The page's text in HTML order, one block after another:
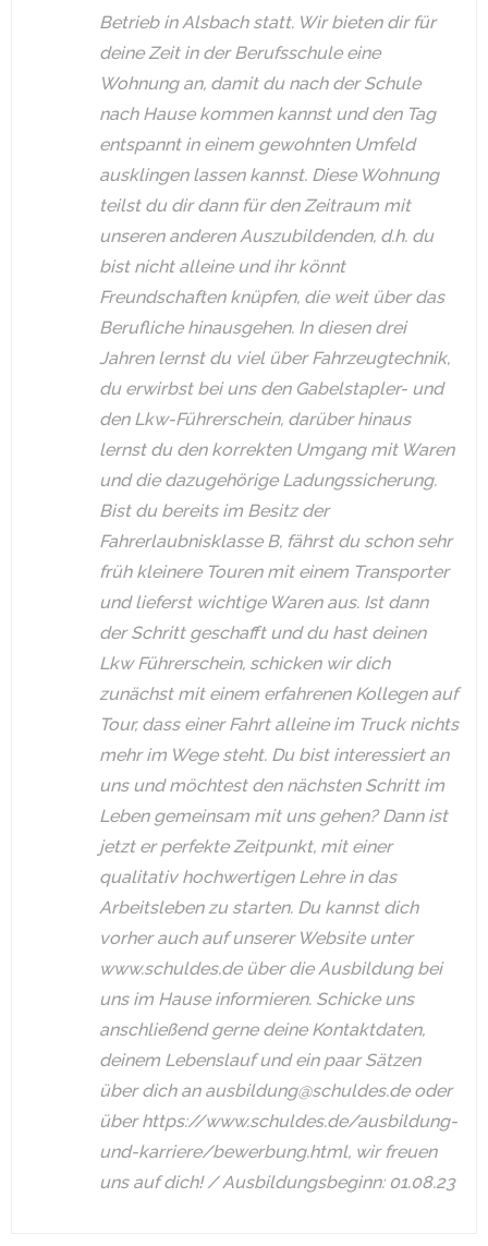
Betrieb in Alsbach statt. Wir bieten dir für
deine Zeit in der Berufsschule eine
Wohnung an, damit du nach der Schule
nach Hause kommen kannst und den Tag
entspannt in einem gewohnten Umfeld
ausklingen lassen kannst. Diese Wohnung
teilst du dir dann für den Zeitraum mit
unseren anderen Auszubildenden, d.h. du
bist nicht alleine und ihr könnt
Freundschaften knüpfen, die weit über das
Berufliche hinausgehen. In diesen drei
Jahren lernst du viel über Fahrzeugtechnik,
du erwirbst bei uns den Gabelstapler- und
den Lkw-Führerschein, darüber hinaus
lernst du den korrekten Umgang mit Waren
und die dazugehörige Ladungssicherung.
Bist du bereits im Besitz der
Fahrerlaubnisklasse B, fährst du schon sehr
früh kleinere Touren mit einem Transporter
und lieferst wichtige Waren aus. Ist dann
der Schritt geschafft und du hast deinen
Lkw Führerschein, schicken wir dich
zunächst mit einem erfahrenen Kollegen auf
Tour, dass einer Fahrt alleine im Truck nichts
mehr im Wege steht. Du bist interessiert an
uns und möchtest den nächsten Schritt im
Leben gemeinsam mit uns gehen? Dann ist
jetzt er perfekte Zeitpunkt, mit einer
qualitativ hochwertigen Lehre in das
Arbeitsleben zu starten. Du kannst dich
vorher auch auf unserer Website unter
www.schuldes.de über die Ausbildung bei
uns im Hause informieren. Schicke uns
anschließend gerne deine Kontaktdaten,
deinem Lebenslauf und ein paar Sätzen
über dich an ausbildung@schuldes.de oder
über https://www.schuldes.de/ausbildung-
und-karriere/bewerbung.html, wir freuen
uns auf dich! / Ausbildungsbeginn: 01.08.23